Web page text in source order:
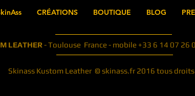
CRÉATIONS BOUTIQUE BLOG
LEATHER - Toulouse France - mobile +33 6 14 07 26
Skinass Kustom Leather © skinass.fr 2016 tous droits